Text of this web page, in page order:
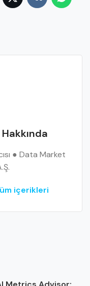
● Data Market
içerikleri